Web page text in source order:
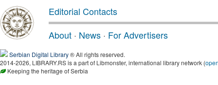
Editorial Contacts
About · News · For Advertisers
Serbian Digital Library® All rights reserved.
2014-2026, LIBRARY.RS is a part of Libmonster, international library network (
Keeping the heritage of Serbia